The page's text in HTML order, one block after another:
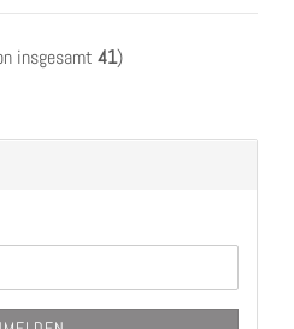
insgesamt 41)